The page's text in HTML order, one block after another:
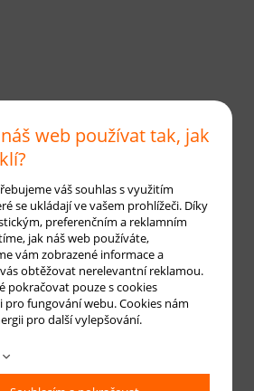
web používat tak, jak
váš souhlas s využitím
se ukládají ve vašem prohlížeči. Díky
preferenčním a reklamním
jak náš web používáte,
vám zobrazené informace a
obtěžovat nerelevantní reklamou.
pokračovat pouze s cookies
pro fungování webu. Cookies nám
pro další vylepšování.